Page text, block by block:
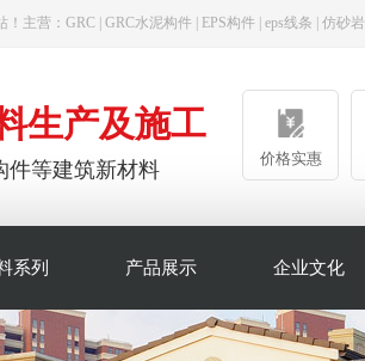
主营： GRC GRC水泥构件 EPS构件 eps线条 仿砂岩
生产及施工
件等建筑新材料 价格实惠
系列 产品展示 企业文化